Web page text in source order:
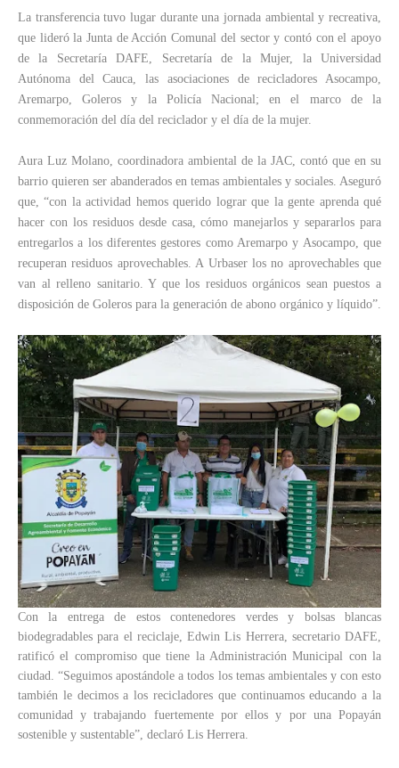
La transferencia tuvo lugar durante una jornada ambiental y recreativa,
que lideró la Junta de Acción Comunal del sector y contó con el apoyo
de la Secretaría DAFE, Secretaría de la Mujer, la Universidad
Autónoma del Cauca, las asociaciones de recicladores Asocampo,
Aremarpo, Goleros y la Policía Nacional; en el marco de la
conmemoración del día del reciclador y el día de la mujer.
Aura Luz Molano, coordinadora ambiental de la JAC, contó que en su
barrio quieren ser abanderados en temas ambientales y sociales. Aseguró
que, “con la actividad hemos querido lograr que la gente aprenda qué
hacer con los residuos desde casa, cómo manejarlos y separarlos para
entregarlos a los diferentes gestores como Aremarpo y Asocampo, que
recuperan residuos aprovechables. A Urbaser los no aprovechables que
van al relleno sanitario. Y que los residuos orgánicos sean puestos a
disposición de Goleros para la generación de abono orgánico y líquido”.
Con la entrega de estos contenedores verdes y bolsas blancas
biodegradables para el reciclaje, Edwin Lis Herrera, secretario DAFE,
ratificó el compromiso que tiene la Administración Municipal con la
ciudad. “Seguimos apostándole a todos los temas ambientales y con esto
también le decimos a los recicladores que continuamos educando a la
comunidad y trabajando fuertemente por ellos y por una Popayán
sostenible y sustentable”, declaró Lis Herrera.